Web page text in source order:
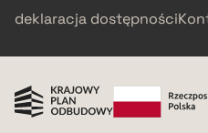
BIBTEX
deklaracja dostępności